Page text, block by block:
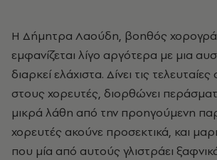
Η Δήμητρα Λαούδη, βοηθός χορογράφου,
εμφανίζεται λίγο αργότερα με μια
διαρκεί ελάχιστα. Δίνει τις
στους χορευτές, διορθώνει
μικρά λάθη από την προηγούμενη
χορευτές ακούνε προσεκτικά, και
που μία από αυτούς γλιστράει